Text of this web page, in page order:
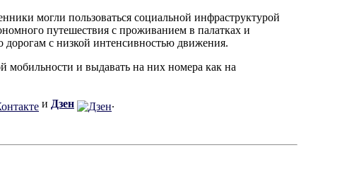
могли пользоваться социальной инфраструктурой
путешествия с проживанием в палатках и
дорогам с низкой интенсивностью движения.
мобильности и выдавать на них номера как на
и Дзен .